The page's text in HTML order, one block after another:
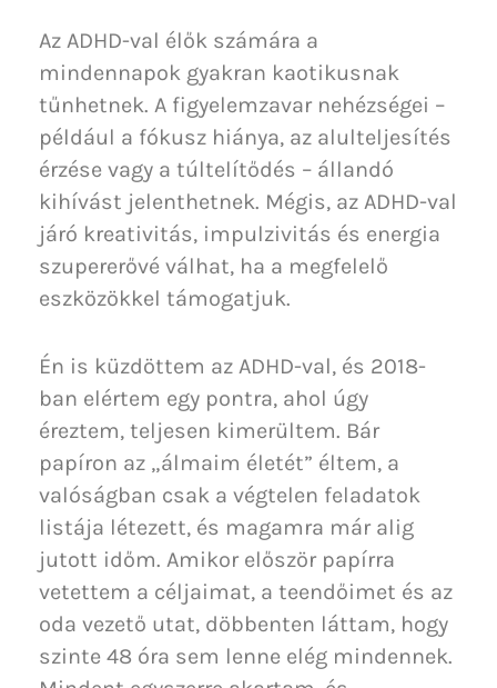
Az ADHD-val élők számára a
mindennapok gyakran kaotikusnak
tűnhetnek. A figyelemzavar nehézségei –
például a fókusz hiánya, az alulteljesítés
érzése vagy a túltelítődés – állandó
kihívást jelenthetnek. Mégis, az ADHD-val
járó kreativitás, impulzivitás és energia
szupererővé válhat, ha a megfelelő
eszközökkel támogatjuk.
Én is küzdöttem az ADHD-val, és 2018-
ban elértem egy pontra, ahol úgy
éreztem, teljesen kimerültem. Bár
papíron az „álmaim életét” éltem, a
valóságban csak a végtelen feladatok
listája létezett, és magamra már alig
jutott időm. Amikor először papírra
vetettem a céljaimat, a teendőimet és az
oda vezető utat, döbbenten láttam, hogy
szinte 48 óra sem lenne elég mindennek.